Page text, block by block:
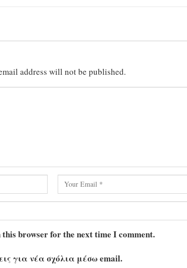
address will not be published.
this browser for the next time I comment.
για νέα σχόλια μέσω email.